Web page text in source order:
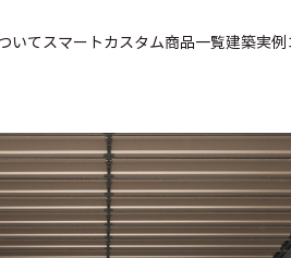
いてスマートカスタム商品一覧建築実例